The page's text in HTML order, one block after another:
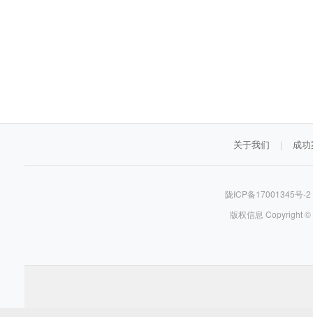
关于我们 | 成
陇ICP备17001345号
版权信息 Copyright